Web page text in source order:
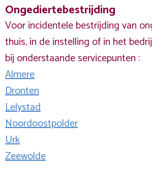
Ongediertebestrijding
Voor incidentele bestrijding van
thuis, in de instelling of in het
bij onderstaande servicepunten :
Almere
Dronten
Lelystad
Noordoostpolder
Urk
Zeewolde